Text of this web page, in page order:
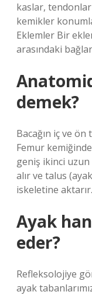
kaslar,
kemikler
Eklemler Bir
arasındaki
demek?
Bacağın iç ve
Femur
geniş ikinci uzun
alır ve talus
iskeletine aktarır.
Ayak
eder?
Refleksolojiye
ayak